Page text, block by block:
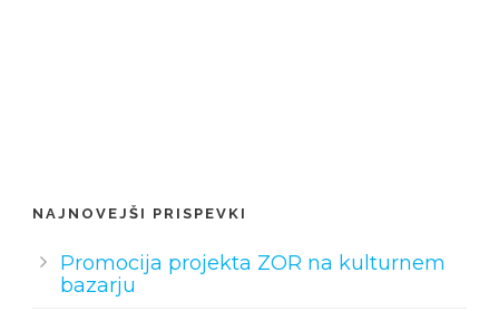
NAJNOVEJŠI PRISPEVKI
Promocija projekta ZOR na kulturnem
bazarju